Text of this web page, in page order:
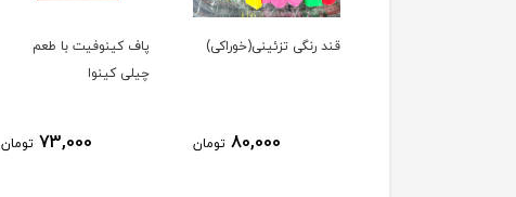
قند رنگی تزئینی(خوراکی)
80,000 تومان
پاف کینوفیت با طعم
چیلی کینوا
73,000 تومان